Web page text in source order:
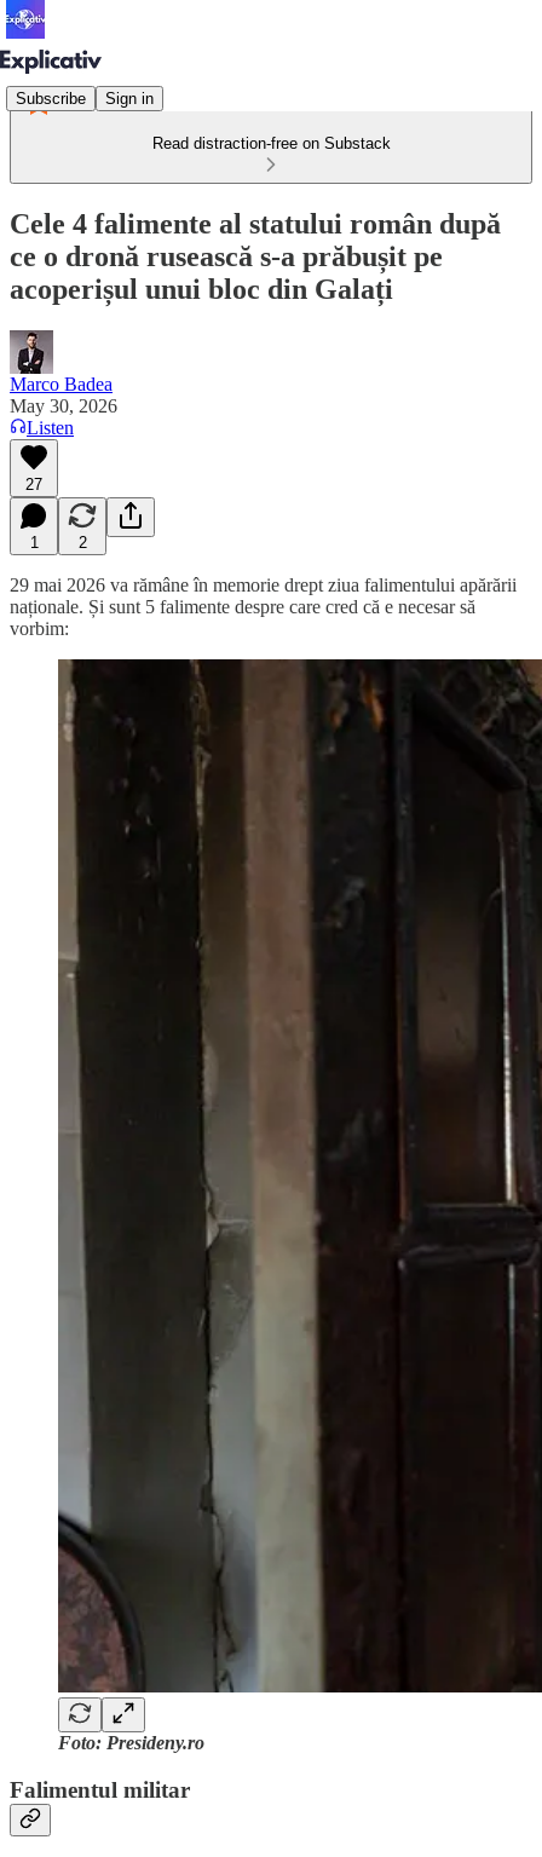
Subscribe Sign in
Read distraction-free on Substack
Cele 4 falimente al statului român după
ce o dronă rusească s-a prăbușit pe
acoperișul unui bloc din Galați
Marco Badea
May 30, 2026
Listen
27
1 2
29 mai 2026 va rămâne în memorie drept ziua falimentului apărării
naționale. Și sunt 5 falimente despre care cred că e necesar să
vorbim:
Foto: Presideny.ro
Falimentul militar